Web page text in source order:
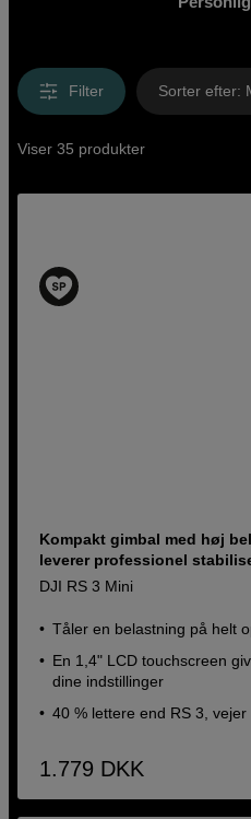
Filter Sorter efter:
Viser 35 produkter
Kompakt gimbal med høj
leverer professionel
DJI RS 3 Mini
Tåler en belastning på helt
En 1,4" LCD touchscreen
dine indstillinger
40 % lettere end RS 3, vejer
1.779 DKK